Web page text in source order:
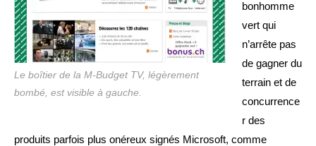
Le boîtier de la M-Budget TV, légèrement
bombé, est visible à gauche.
bonhomme
vert qui
n’arrête pas
de gagner du
terrain et de
concurrence
r des
produits parfois plus onéreux signés Microsoft, comme